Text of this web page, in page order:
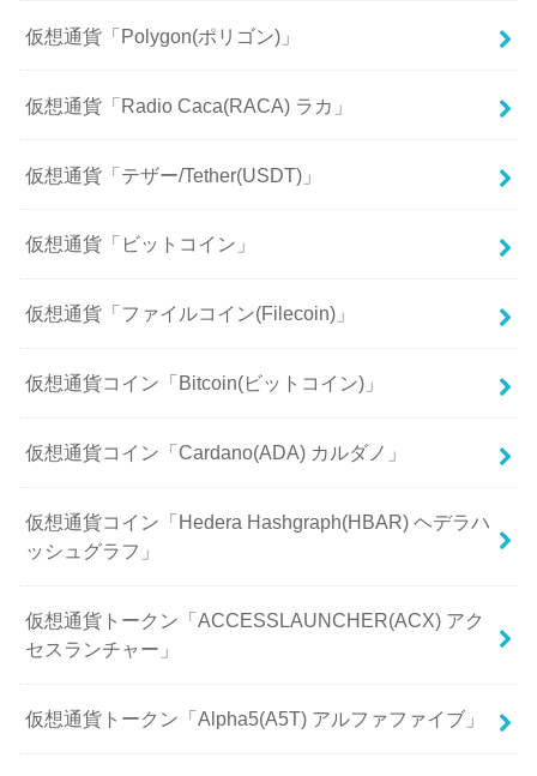
仮想通貨「Polygon(ポリゴン)」
仮想通貨「Radio Caca(RACA) ラカ」
仮想通貨「テザー/Tether(USDT)」
仮想通貨「ビットコイン」
仮想通貨「ファイルコイン(Filecoin)」
仮想通貨コイン「Bitcoin(ビットコイン)」
仮想通貨コイン「Cardano(ADA) カルダノ」
仮想通貨コイン「Hedera Hashgraph(HBAR) ヘデラハ
ッシュグラフ」
仮想通貨トークン「ACCESSLAUNCHER(ACX) アク
セスランチャー」
仮想通貨トークン「Alpha5(A5T) アルファファイブ」